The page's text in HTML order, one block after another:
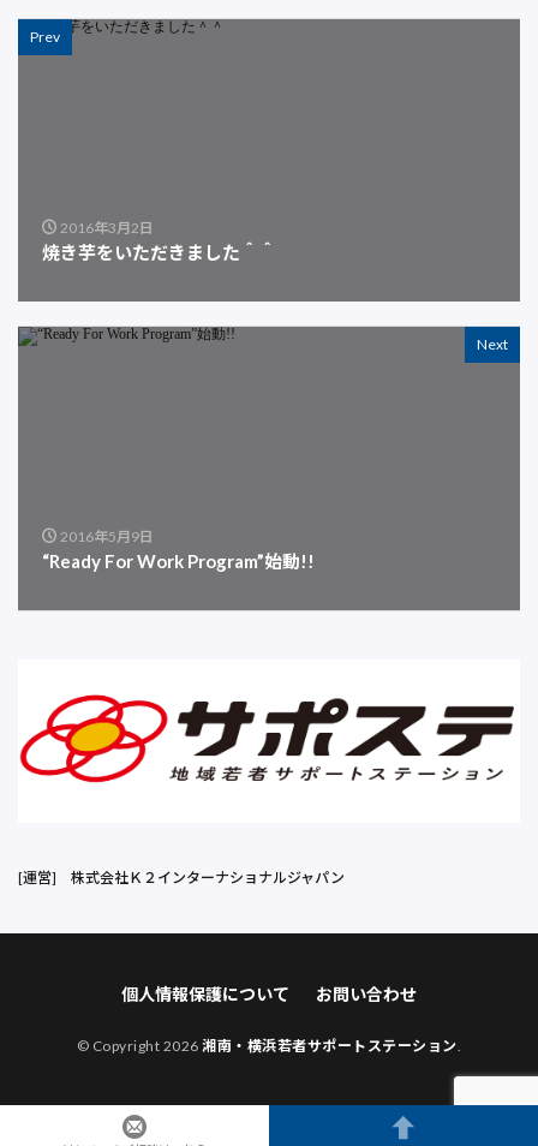
Prev
2016年3月2日
焼き芋をいただきました＾＾
Next
2016年5月9日
“Ready For Work Program”始動!!
[運営] 株式会社Ｋ２インターナショナルジャパン
個人情報保護について お問い合わせ
© Copyright 2026湘南・横浜若者サポートステーション